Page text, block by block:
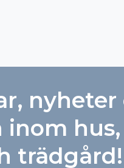
nyheter
inom hus,
trädgård!